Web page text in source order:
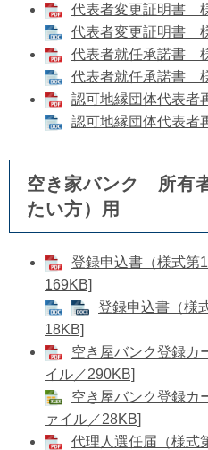
代表者変更証明書
代表者変更証明書
代表者就任承諾書
代表者就任承諾書
認可地縁団体代表者
認可地縁団体代表者
空き家バンク 所有
たい方）用
登録申込書（様式第
169KB]
登録申込書（様
18KB]
空き屋バンク登録カ
イル／290KB]
空き屋バンク登録カ
ァイル／28KB]
代理人選任届（様式